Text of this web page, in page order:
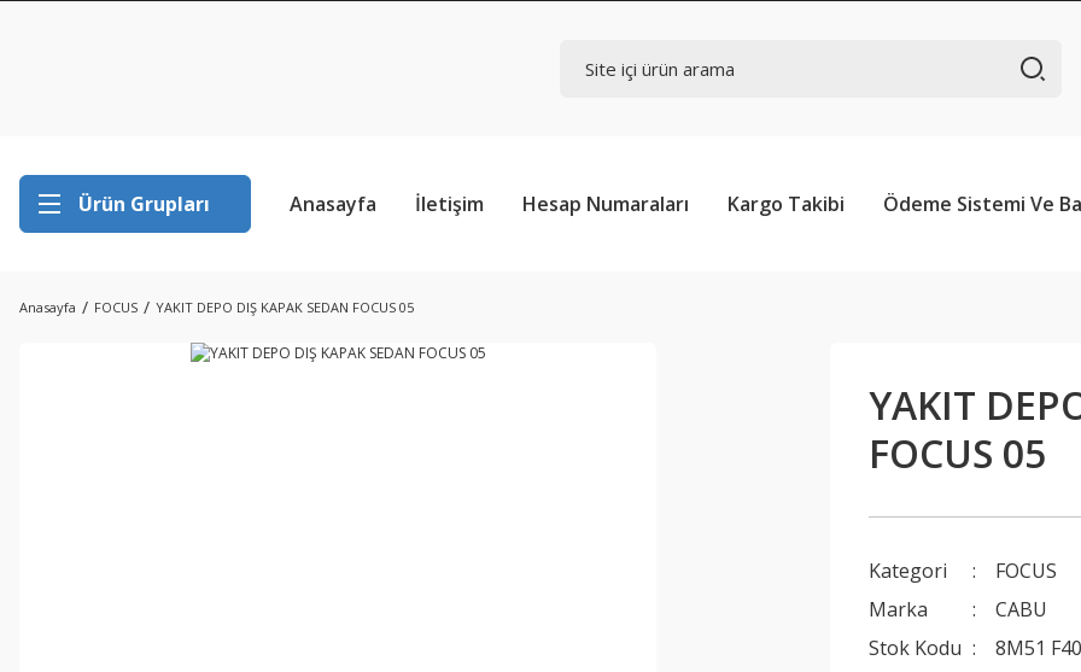
Ürün Grupları Anasayfa İletişim Hesap Numaraları Kargo Takibi Ödeme Sistemi Ve
Anasayfa FOCUS YAKIT DEPO DIŞ KAPAK SEDAN FOCUS 05
YAKIT
FOCUS 05
Kategori
FOCUS
Marka
CABU
Stok Kodu
8M51